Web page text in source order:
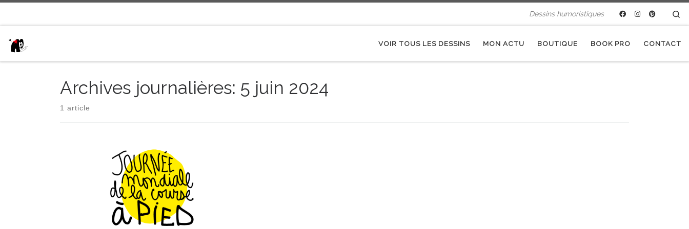
Dessins humoristiques
VOIR TOUS LES DESSINS MON ACTU BOUTIQUE BOOK PRO CONTACT
Archives journalières: 5 juin 2024
1 article